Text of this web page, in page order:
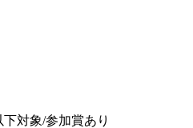
対象/参加賞あり